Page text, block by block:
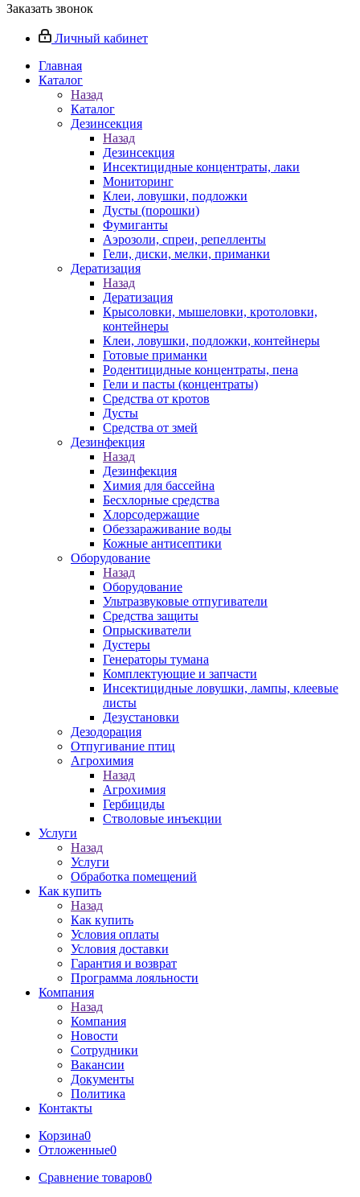
Заказать звонок
Личный кабинет
Главная
Каталог
Назад
Каталог
Дезинсекция
Назад
Дезинсекция
Инсектицидные концентраты, лаки
Мониторинг
Клеи, ловушки, подложки
Дусты (порошки)
Фумиганты
Аэрозоли, спреи, репелленты
Гели, диски, мелки, приманки
Дератизация
Назад
Дератизация
Крысоловки, мышеловки, кротоловки,
контейнеры
Клеи, ловушки, подложки, контейнеры
Готовые приманки
Родентицидные концентраты, пена
Гели и пасты (концентраты)
Средства от кротов
Дусты
Средства от змей
Дезинфекция
Назад
Дезинфекция
Химия для бассейна
Бесхлорные средства
Хлорсодержащие
Обеззараживание воды
Кожные антисептики
Оборудование
Назад
Оборудование
Ультразвуковые отпугиватели
Средства защиты
Опрыскиватели
Дустеры
Генераторы тумана
Комплектующие и запчасти
Инсектицидные ловушки, лампы, клеевые
листы
Дезустановки
Дезодорация
Отпугивание птиц
Агрохимия
Назад
Агрохимия
Гербициды
Стволовые инъекции
Услуги
Назад
Услуги
Обработка помещений
Как купить
Назад
Как купить
Условия оплаты
Условия доставки
Гарантия и возврат
Программа лояльности
Компания
Назад
Компания
Новости
Сотрудники
Вакансии
Документы
Политика
Контакты
Корзина0
Отложенные0
Сравнение товаров0